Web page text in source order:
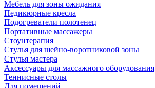
Мебель для зоны ожидания
Педикюрные кресла
Подогреватели полотенец
Портативные массажеры
Стоунтерапия
Стулья для шейно-воротниковой зоны
Стулья мастера
Аксессуары для массажного оборудования
Теннисные столы
Для помещений